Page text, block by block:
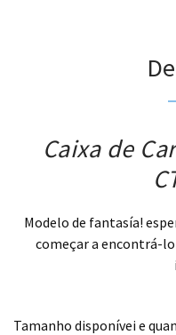
Caixa de
Modelo de fantasía!
começar a encontrá-
Tamanho disponívei e